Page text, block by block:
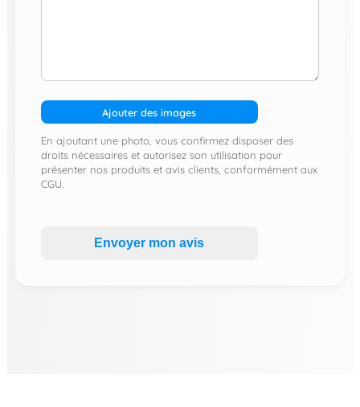
Ajouter des images
En ajoutant une photo, vous confirmez disposer des
droits nécessaires et autorisez son utilisation pour
présenter nos produits et avis clients, conformément aux
CGU.
Envoyer mon avis